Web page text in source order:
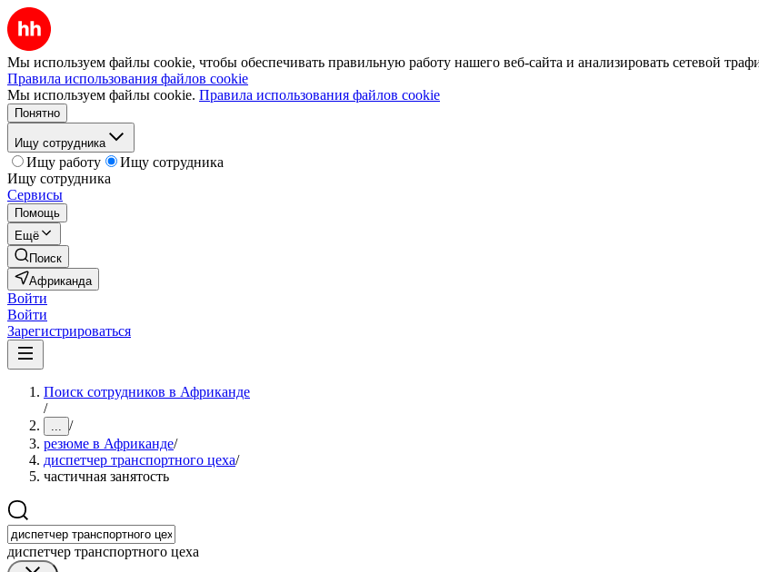
Мы используем файлы cookie, чтобы обеспечивать правильную работу нашего веб-сайта и анализировать сетевой
Правила использования файлов cookie
Мы используем файлы cookie. Правила использования файлов cookie
Понятно
Ищу сотрудника
Ищу работу
Ищу сотрудника
Ищу сотрудника
Сервисы
Помощь
Ещё
Поиск
Африканда
Войти
Войти
Зарегистрироваться
Поиск сотрудников в Африканде
/
... /
резюме в Африканде/
диспетчер транспортного цеха/
частичная занятость
диспетчер транспортного цеха